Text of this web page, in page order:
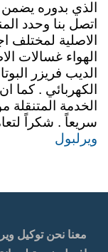
الذي بدوره يضمن
اتصل بنا وحدد
الاصلية لمختلف
الهواء غسالات
الديب فريزر
الكهربائي . كما
الخدمة
سريعاً . شكراً
ويرلبول
معنا نحن توكيل